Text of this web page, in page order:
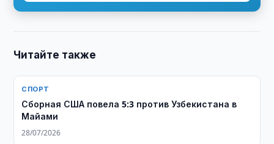
Читайте также
СПОРТ
Сборная США повела 5:3 против Узбекистана в
Майами
28/07/2026